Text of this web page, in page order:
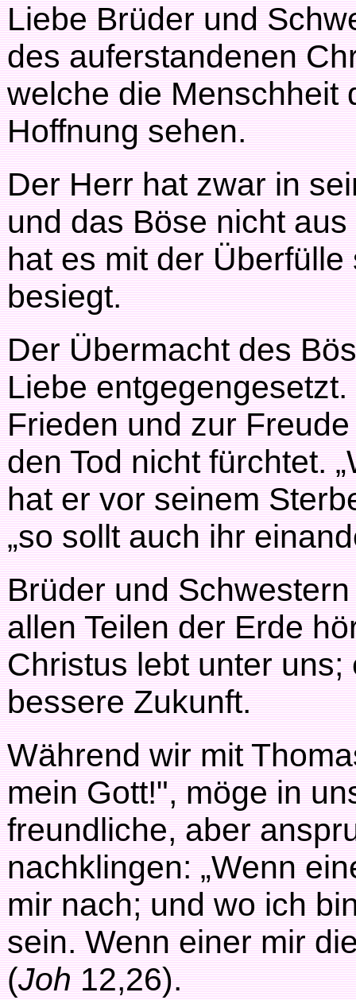
Liebe Brüder und
des auferstandenen
welche die Menschheit
Hoffnung sehen.
Der Herr hat zwar in
und das Böse nicht
hat es mit der
besiegt.
Der Übermacht des
Liebe
Frieden und zur
den Tod nicht fürchtet.
hat er vor seinem
„so sollt auch ihr
Brüder und
allen Teilen der Erde
Christus lebt unter
bessere Zukunft.
Während wir mit
mein Gott!", möge in
freundliche, aber
nachklingen: „Wenn
mir nach; und wo ich
sein. Wenn einer mir
(Joh12,26).